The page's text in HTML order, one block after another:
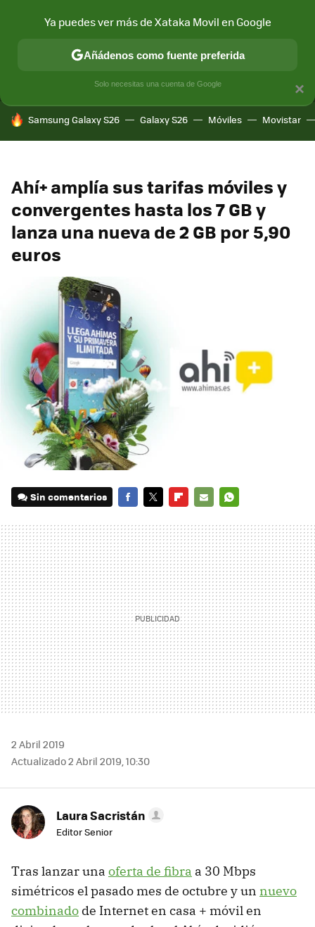
MÓVIL Y SOCIEDAD APLICACIONES
HOY SE HABLA DE
Samsung Galaxy S26 Galaxy S26 Móviles Movistar
Ahí+ amplía sus tarifas móviles y
convergentes hasta los 7 GB y
lanza una nueva de 2 GB por 5,90
euros
Sin comentarios
MAIL
2 Abril 2019
Actualizado 2 Abril 2019, 10:30
Laura Sacristán
Editor Senior
Tras lanzar una oferta de fibra a 30 Mbps
simétricos el pasado mes de octubre y un nuevo
combinado de Internet en casa + móvil en
×
Ya puedes ver más de Xataka Movil en Google
Añádenos como fuente preferida
Solo necesitas una cuenta de Google